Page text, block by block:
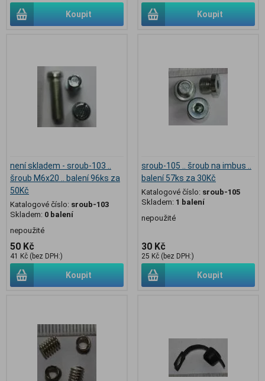
Koupit Koupit
není skladem - sroub-103 ..
šroub M6x20 .. balení 96ks za
50Kč
Katalogové číslo: sroub-103
Skladem: 0 balení
nepoužité
50 Kč
41 Kč (bez DPH:)
Koupit
sroub-105 .. šroub na imbus ..
balení 57ks za 30Kč
Katalogové číslo: sroub-105
Skladem: 1 balení
nepoužité
30 Kč
25 Kč (bez DPH:)
Koupit